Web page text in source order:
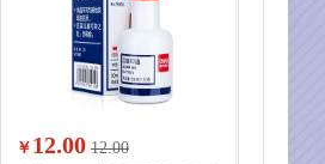
￥ 12.00 12.00